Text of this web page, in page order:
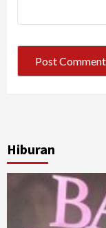
Hiburan